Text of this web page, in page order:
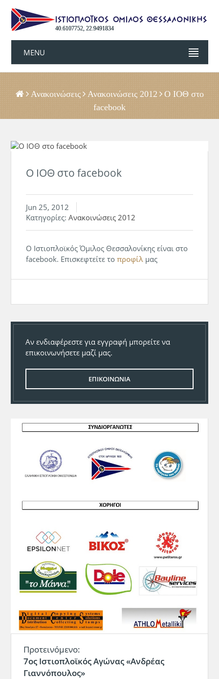
40.6107752, 22.9491834
MENU
Ανακοινώσεις Ανακοινώσεις 2012
Ο ΙΟΘ στο
facebook
Ο ΙΟΘ στο facebook
Jun 25, 2012
Κατηγορίες:Ανακοινώσεις 2012
Ο Ιστιοπλοϊκός Όμιλος Θεσσαλονίκης είναι στο
facebook. Επισκεφτείτε τοπροφίλ μας
Αν ενδιαφέρεστε για εγγραφή μπορείτε να
επικοινωνήσετε μαζί μας.
ΕΠΙΚΟΙΝΩΝΙΑ
Προτεινόμενο:
7ος Ιστιοπλοϊκός Αγώνας «Ανδρέας
Γιαννόπουλος»